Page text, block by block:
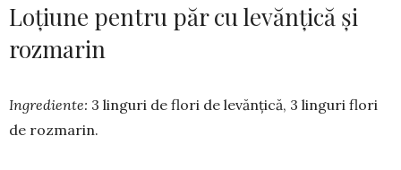
Loțiune pentru păr cu levănţică şi
rozmarin
Ingrediente: 3 linguri de flori de le­vănţică, 3 linguri flori
de rozma­rin.